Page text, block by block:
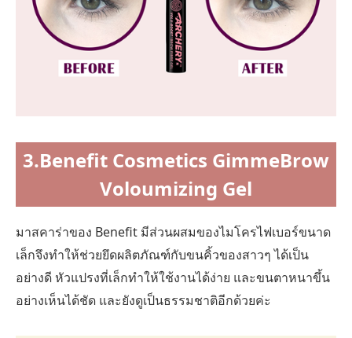
3.Benefit Cosmetics GimmeBrow
Voloumizing Gel
มาสคาร่าของ Benefit มีส่วนผสมของไมโครไฟเบอร์ขนาด
เล็กจึงทำให้ช่วยยึดผลิตภัณฑ์กับขนคิ้วของสาวๆ ได้เป็น
อย่างดี หัวแปรงที่เล็กทำให้ใช้งานได้ง่าย และขนตาหนาขึ้น
อย่างเห็นได้ชัด และยังดูเป็นธรรมชาติอีกด้วยค่ะ